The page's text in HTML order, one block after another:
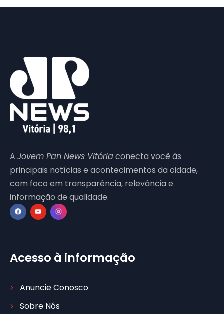
A Jovem Pan News Vitóriaconecta você às
principais notícias e acontecimentos da cidade,
com foco em transparência, relevância e
informação de qualidade.
Acesso à informação
Anuncie Conosco
Sobre Nós